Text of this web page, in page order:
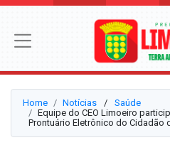
Home Notícias ⠀/⠀ Saúde
Equipe do CEO Limoeiro
Prontuário Eletrônico do Cidadão